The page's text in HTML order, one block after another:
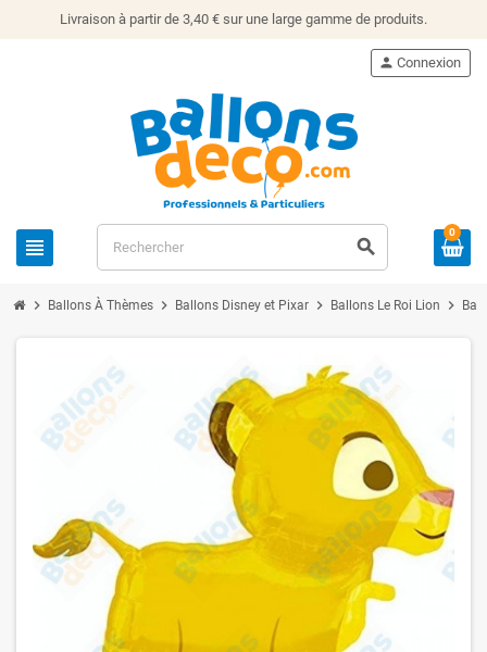
Livraison à partir de 3,40 € sur une large gamme de produits.
view_headline search
person Connexion
0
chevron_right Ballons À Thèmes chevron_right Ballons Disney et Pixar chevron_right Ballons Le Roi Lion chevron_right